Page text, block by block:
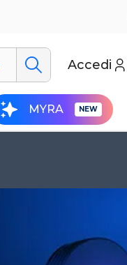
Accedi
MYRA